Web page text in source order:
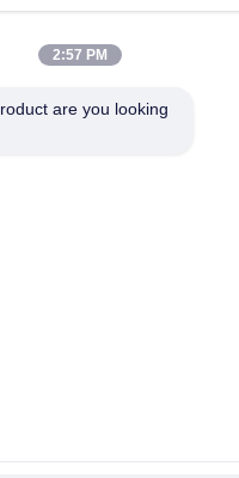
2:57 PM
are you looking